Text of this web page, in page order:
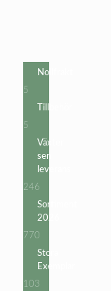
Nollfrakt
5
produkter
Tillbehör
5
produkter
Växter
sen
leverans
246
produkter
Sortiment
2026
770
produkter
Stora
Exemplar
103